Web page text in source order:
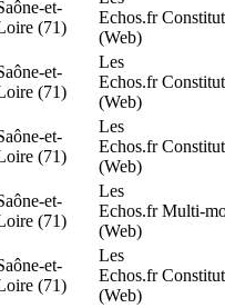
et-
(71)
Echos.fr
(Web)
et-
(71)
Les
Echos.fr
(Web)
et-
(71)
Les
Echos.fr
(Web)
et-
(71)
Les
Echos.fr
(Web)
Multi-
et-
(71)
Les
Echos.fr
(Web)